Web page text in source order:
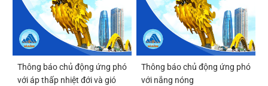
(DSAI-TECH)
Thông báo chủ động ứng phó
với áp thấp nhiệt đới và gió
Thông báo chủ động ứng phó
với nắng nóng